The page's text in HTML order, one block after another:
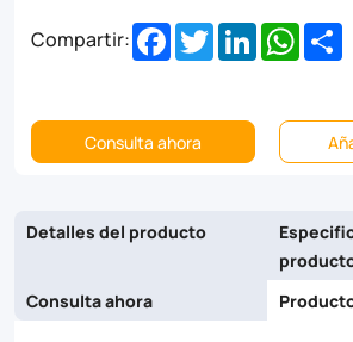
Compartir: Facebook
TwitterLinkedIn
Consulta ahora
Detalles del producto
Consulta ahora